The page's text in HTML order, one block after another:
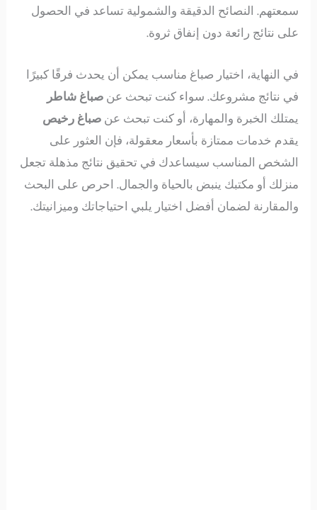
سمعتهم. النصائح الدقيقة والشمولية تساعد في الحصول
على نتائج رائعة دون إنفاق ثروة.
في النهاية، اختيار صباغ مناسب يمكن أن يحدث فرقًا كبيرًا
في نتائج مشروعك. سواء كنت تبحث عنصباغ شاطر
يمتلك الخبرة والمهارة، أو كنت تبحث عنصباغ رخيص
يقدم خدمات ممتازة بأسعار معقولة، فإن العثور على
الشخص المناسب سيساعدك في تحقيق نتائج مذهلة تجعل
منزلك أو مكتبك ينبض بالحياة والجمال. احرص على البحث
والمقارنة لضمان أفضل اختيار يلبي احتياجاتك وميزانيتك.